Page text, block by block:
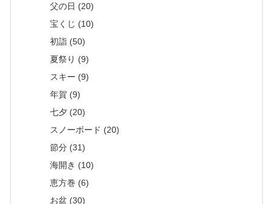
父の日 (20)
宝くじ (10)
初詣 (50)
夏祭り (9)
スキー (9)
年賀 (9)
七夕 (20)
スノーボード (20)
節分 (31)
海開き (10)
恵方巻 (6)
お盆 (30)